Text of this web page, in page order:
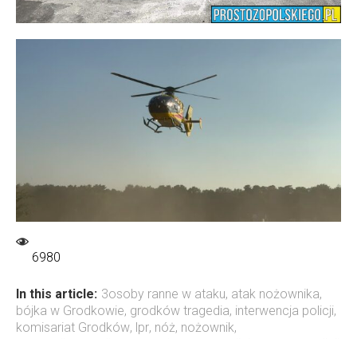
6980
In this article: 3osoby ranne w ataku, atak nożownika,
bójka w Grodkowie, grodków tragedia, interwencja policji,
komisariat Grodków, lpr, nóż, nożownik,